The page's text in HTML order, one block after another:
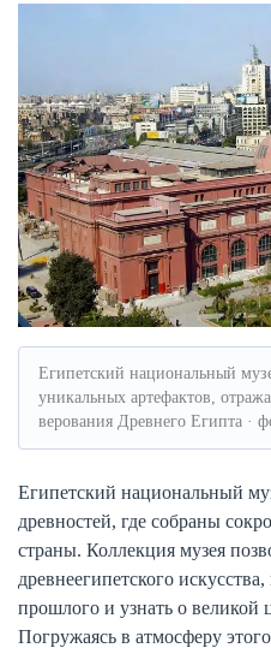
Египетский национальный
уникальных артефактов,
верования Древнего Египта ·
Египетский национальный
древностей, где собраны
страны. Коллекция музея
древнеегипетского
прошлого и узнать о великой
Погружаясь в атмосферу